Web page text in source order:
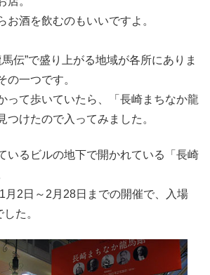
お酒を飲むのもいいですよ。
伝”で盛り上がる地域が各所にありま
の一つです。
って歩いていたら、「長崎まちなか龍
つけたので入ってみました。
いるビルの地下で開かれている「長崎
月2日～2月28日までの開催で、入場
た。